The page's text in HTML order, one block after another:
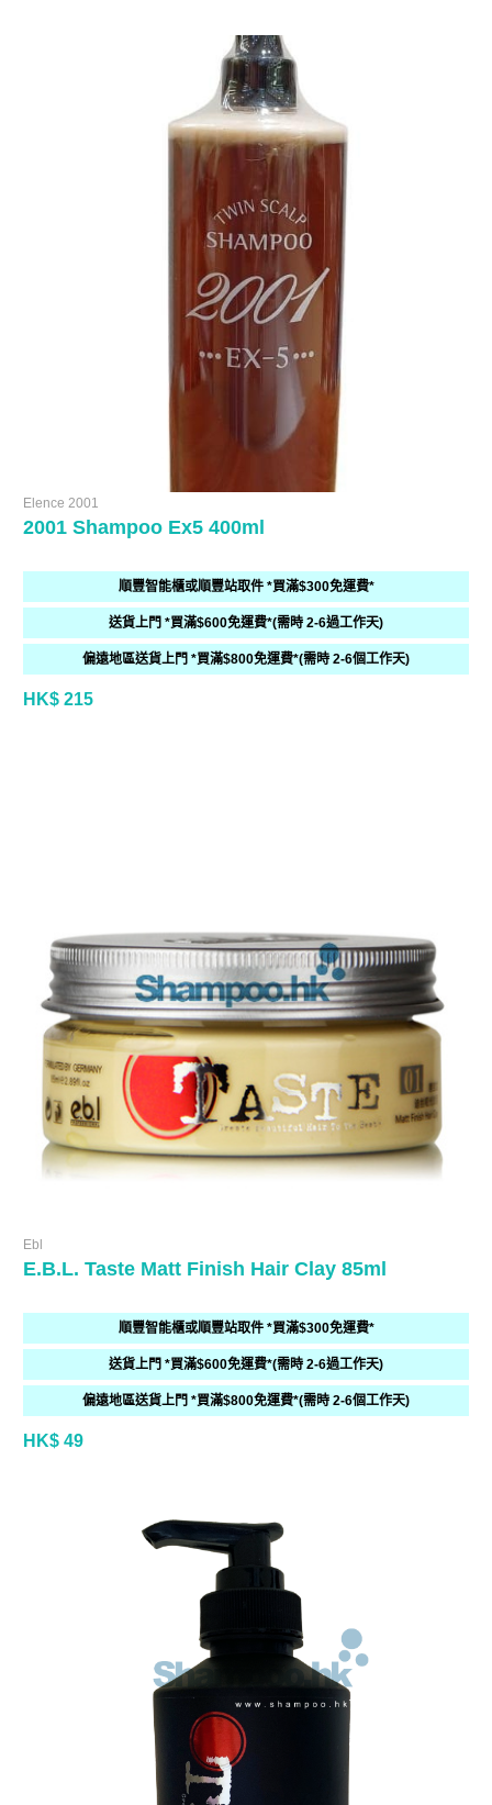
Elence 2001
2001 Shampoo Ex5 400ml
順豐智能櫃或順豐站取件 *買滿$300免運費*
送貨上門 *買滿$600免運費*(需時 2-6過工作天)
偏遠地區送貨上門 *買滿$800免運費*(需時 2-6個工作天)
HK$ 215
Ebl
E.B.L. Taste Matt Finish Hair Clay 85ml
順豐智能櫃或順豐站取件 *買滿$300免運費*
送貨上門 *買滿$600免運費*(需時 2-6過工作天)
偏遠地區送貨上門 *買滿$800免運費*(需時 2-6個工作天)
HK$ 49